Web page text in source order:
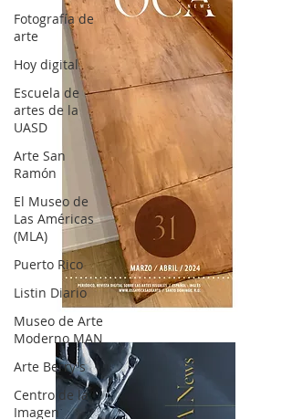
Fotografía de
arte
Hoy digital
Escuela de
artes de la
UASD
Arte San
Ramón
El Museo de
Las Américas
(MLA)
Puerto Rico
Listin Diario
Museo de Arte
Moderno MAN
Arte Berry's
Centro de la
Imagen
OCA|News 31 / Marzo-Abril / 2024